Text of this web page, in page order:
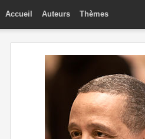
Accueil Auteurs Thèmes